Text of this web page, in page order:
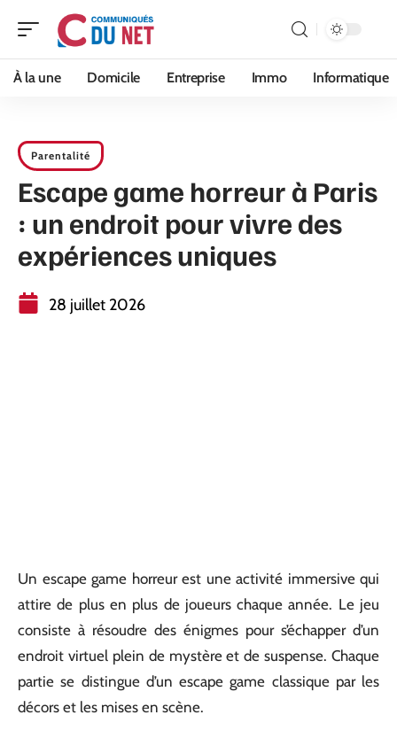
À la une Domicile Entreprise Immo Informatique
Parentalité
Escape game horreur à Paris
: un endroit pour vivre des
expériences uniques
28 juillet 2026
Un escape game horreur est une activité immersive qui
attire de plus en plus de joueurs chaque année. Le jeu
consiste à résoudre des énigmes pour s’échapper d’un
endroit virtuel plein de mystère et de suspense. Chaque
partie se distingue d’un escape game classique par les
décors et les mises en scène.